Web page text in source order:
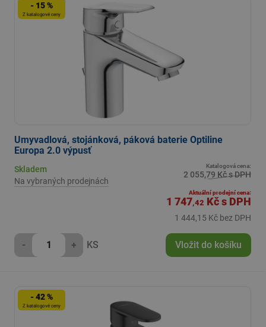
- 15 %
Z katalogové ceny
Umyvadlová, stojánková, páková baterie Optiline
Europa 2.0 výpusť
Skladem
Na vybraných prodejnách
Katalogová cena:
2 055,79 Kč s DPH
Aktuální prodejní cena:
1 747,42 Kčs DPH
1 444,15 Kč bez DPH
- + KS Vložit do košíku
- 42 %
Z katalogové ceny